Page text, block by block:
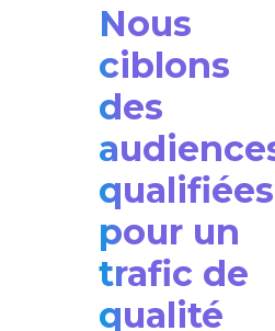
Nous
ciblons
des
qualifiées
pour un
trafic de
qualité